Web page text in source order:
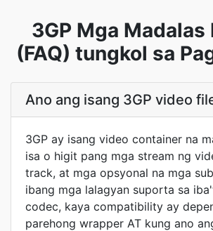
3GP Mga Madalas
(FAQ) tungkol sa
Ano ang isang 3GP video
3GP ay isang video container na
isa o higit pang mga stream ng
track, at mga opsyonal na mga
ibang mga lalagyan suporta sa
codec, kaya compatibility ay
parehong wrapper AT kung ano